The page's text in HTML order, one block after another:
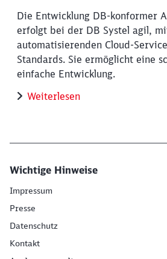
Die Entwicklung DB-konformer
erfolgt bei der DB Systel agil,
automatisierenden Cloud-
Standards. Sie ermöglicht eine
einfache Entwicklung.
Weiterlesen
Wichtige Hinweise
Impressum
Presse
Datenschutz
Kontakt